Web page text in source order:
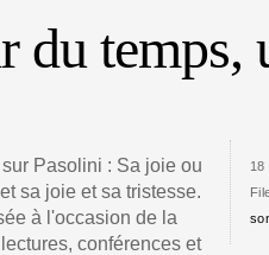
du temps,
18
Pasolini : Sa joie ou
sa joie et sa tristesse.
à l'occasion de la
conférences et